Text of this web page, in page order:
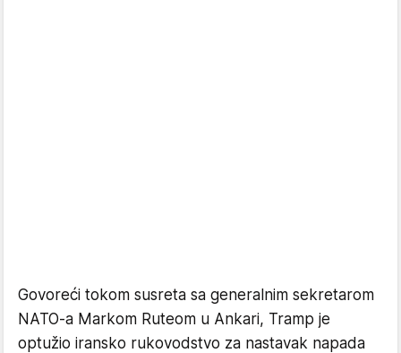
Govoreći tokom susreta sa generalnim sekretarom
NATO-a Markom Ruteom u Ankari, Tramp je
optužio iransko rukovodstvo za nastavak napada